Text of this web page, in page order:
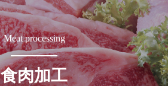
Meat processing
食肉加工